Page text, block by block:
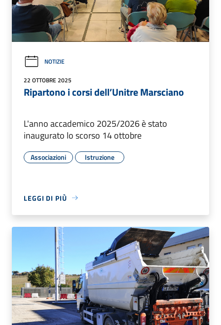
NOTIZIE
22 OTTOBRE 2025
Ripartono i corsi dell’Unitre Marsciano
L'anno accademico 2025/2026 è stato
inaugurato lo scorso 14 ottobre
Associazioni Istruzione
LEGGI DI PIÙ